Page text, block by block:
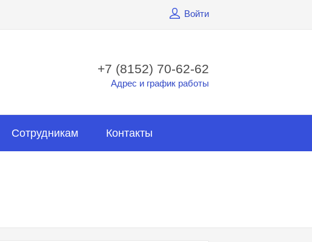
Войти
+7 (8152) 70-62-62
Адрес и график работы
Сотрудникам Контакты